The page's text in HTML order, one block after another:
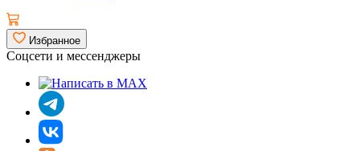
Избранное
Соцсети и мессенджеры